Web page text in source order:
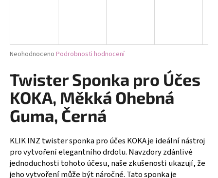
Průměrné
produktu
0,0
5
hvězdiček.
Neohodnoceno Podrobnosti hodnocení
Twister Sponka pro Účes
KOKA, Měkká Ohebná
Guma, Černá
KLIK INZ twister sponka pro účes KOKA je ideální nástroj
pro vytvoření elegantního drdolu. Navzdory zdánlivé
jednoduchosti tohoto účesu, naše zkušenosti ukazují, že
jeho vytvoření může být náročné. Tato sponka je
o
p
o
r
č
u
j